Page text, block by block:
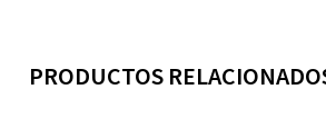
PRODUCTOS